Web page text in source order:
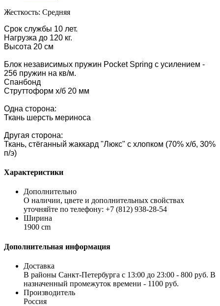
Жесткость: Средняя
Срок службы 10 лет.
Нагрузка до 120 кг.
Высота 20 см
Блок независимых пружин Pocket Spring с усилением -
256 пружин на кв/м.
Спанбонд
Струттоформ х/б 20 мм
Одна сторона:
Ткань шерсть мериноса
Другая сторона:
Ткань, стёганный жаккард "Люкс" с хлопком (70% х/б, 30%
п/э)
Характеристики
Дополнительно
О наличии, цвете и дополнительных свойствах
уточняйте по телефону: +7 (812) 938-28-54
Ширина
1900 cm
Дополнительная информация
Доставка
В районы Санкт-Петербурга с 13:00 до 23:00 - 800 руб. В
назначенный промежуток времени - 1100 руб.
Производитель
Россия